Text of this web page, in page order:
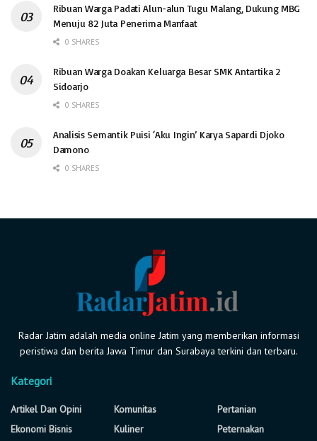
Ribuan Warga Padati Alun-alun Tugu Malang, Dukung MBG
Menuju 82 Juta Penerima Manfaat
0 SHARES
Ribuan Warga Doakan Keluarga Besar SMK Antartika 2
Sidoarjo
0 SHARES
Analisis Semantik Puisi ‘Aku Ingin’ Karya Sapardi Djoko
Damono
0 SHARES
Radar Jatim adalah media online Jatim yang memberikan informasi
peristiwa dan berita Jawa Timur dan Surabaya terkini dan terbaru.
Kategori
Artikel Dan Opini
Ekonomi Bisnis
Komunitas
Kuliner
Pertanian
Peternakan